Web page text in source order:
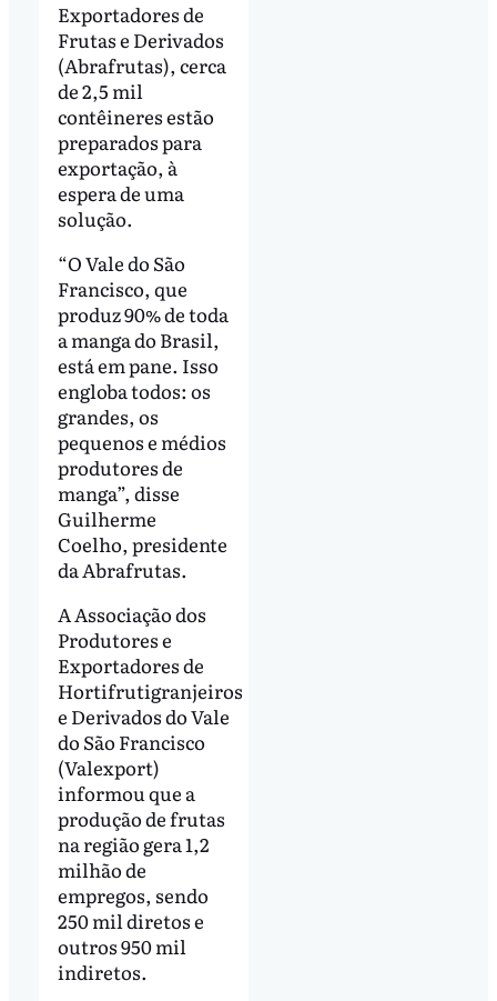
Exportadores de
Frutas e Derivados
(Abrafrutas), cerca
de 2,5 mil
contêineres estão
preparados para
exportação, à
espera de uma
solução.
“O Vale do São
Francisco, que
produz 90% de toda
a manga do Brasil,
está em pane. Isso
engloba todos: os
grandes, os
pequenos e médios
produtores de
manga”, disse
Guilherme
Coelho, presidente
da Abrafrutas.
A Associação dos
Produtores e
Exportadores de
Hortifrutigranjeiros
e Derivados do Vale
do São Francisco
(Valexport)
informou que a
produção de frutas
na região gera 1,2
milhão de
empregos, sendo
250 mil diretos e
outros 950 mil
indiretos.